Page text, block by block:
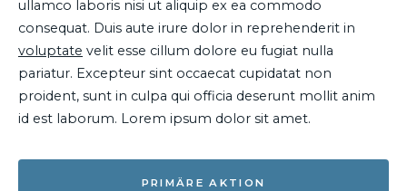
ullamco laboris nisi ut aliquip ex ea commodo
consequat. Duis aute irure dolor in reprehenderit in
voluptate velit esse cillum dolore eu fugiat nulla
pariatur. Excepteur sint occaecat cupidatat non
proident, sunt in culpa qui officia deserunt mollit anim
id est laborum. Lorem ipsum dolor sit amet.
PRIMÄRE AKTION